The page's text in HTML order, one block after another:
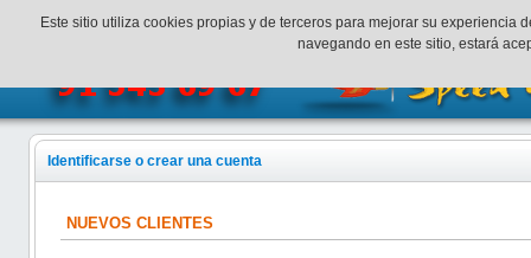
¡Bienvenidos a SpeedHobbys! Mi cuenta Finalizar
Identificarse o crear una cuenta
NUEVOS CLIENTES
Este sitio utiliza cookies propias y de terceros para mejorar su
navegando en este sitio, estará